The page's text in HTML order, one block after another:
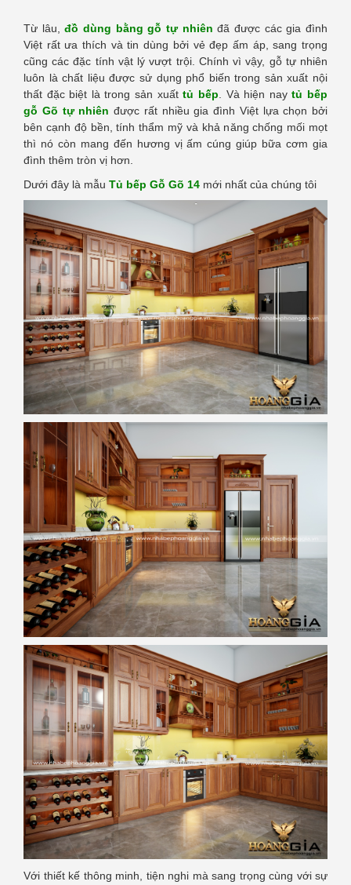
Từ lâu,đồ dùng bằng gỗ tự nhiên đã được các gia đình
Việt rất ưa thích và tin dùng bởi vẻ đẹp ấm áp, sang trọng
cũng các đặc tính vật lý vượt trội. Chính vì vậy, gỗ tự nhiên
luôn là chất liệu được sử dụng phổ biến trong sản xuất nội
thất đặc biệt là trong sản xuấttủ bếp . Và hiện naytủ bếp
gỗ Gõ tự nhiên được rất nhiều gia đình Việt lựa chọn bởi
bên cạnh độ bền, tính thẩm mỹ và khả năng chống mối mọt
thì nó còn mang đến hương vị ấm cúng giúp bữa cơm gia
đình thêm tròn vị hơn.
Dưới đây là mẫu Tủ bếp Gỗ Gõ 14 mới nhất của chúng tôi
Với thiết kế thông minh, tiện nghi mà sang trọng cùng với sự